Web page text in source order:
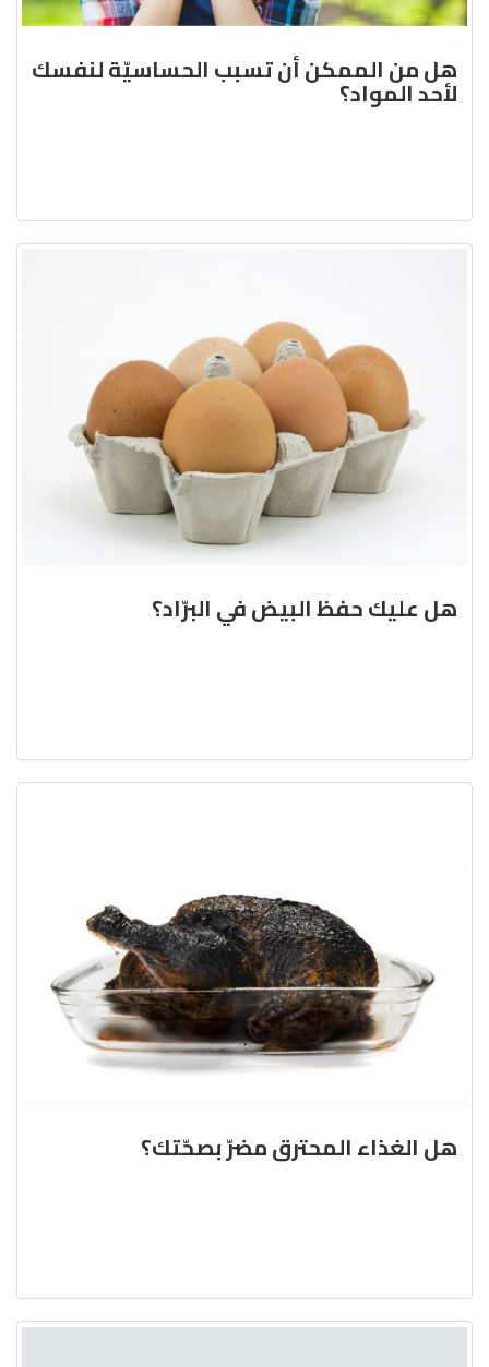
هل من الممكن أن تسبب الحساسيّة لنفسك
لأحد المواد؟
هل عليك حفظ البيض في البرّاد؟
هل الغذاء المحترق مضرّ بصحّتك؟